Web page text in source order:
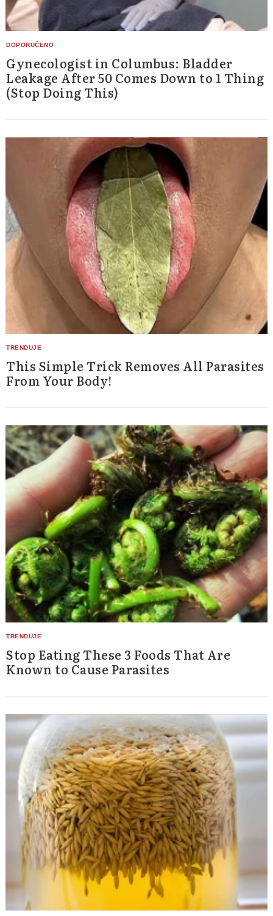
Gynecologist in Columbus: Bladder
Leakage After 50 Comes Down to 1 Thing
(Stop Doing This)
This Simple Trick Removes All Parasites
From Your Body!
Stop Eating These 3 Foods That Are
Known to Cause Parasites